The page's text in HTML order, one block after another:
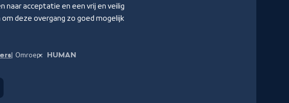
naar acceptatie en een vrij en veilig
deze overgang zo goed mogelijk
Omroep: HUMAN